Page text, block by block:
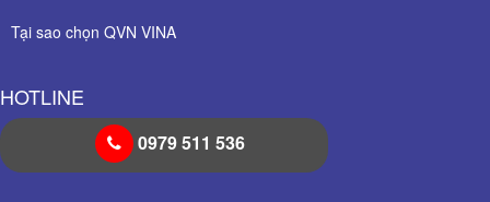
Tại sao chọn QVN VINA
HOTLINE
0979 511 536